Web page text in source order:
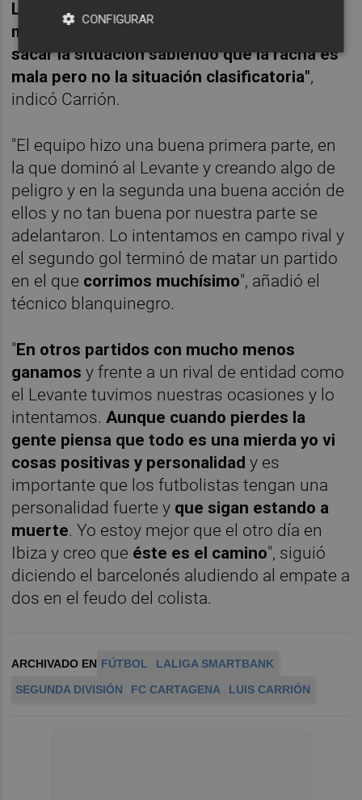
Levante no se vio un equipo muerto, ni
mucho menos, y somos muy capaces de
sacar la situación sabiendo que la racha es
mala pero no la situación clasificatoria",
indicó Carrión.
"El equipo hizo una buena primera parte, en
la que dominó al Levante y creando algo de
peligro y en la segunda una buena acción de
ellos y no tan buena por nuestra parte se
adelantaron. Lo intentamos en campo rival y
el segundo gol terminó de matar un partido
en el que corrimos muchísimo", añadió el
técnico blanquinegro.
"En otros partidos con mucho menos
ganamos y frente a un rival de entidad como
el Levante tuvimos nuestras ocasiones y lo
intentamos.Aunque cuando pierdes la
gente piensa que todo es una mierda yo vi
cosas positivas y personalidad y es
importante que los futbolistas tengan una
personalidad fuerte y que sigan estando a
muerte. Yo estoy mejor que el otro día en
Ibiza y creo que éste es el camino", siguió
diciendo el barcelonés aludiendo al empate a
dos en el feudo del colista.
ARCHIVADO EN FÚTBOL
LALIGA SMARTBANK
SEGUNDA DIVISIÓN
FC CARTAGENA LUIS CARRIÓN
CONFIGURAR